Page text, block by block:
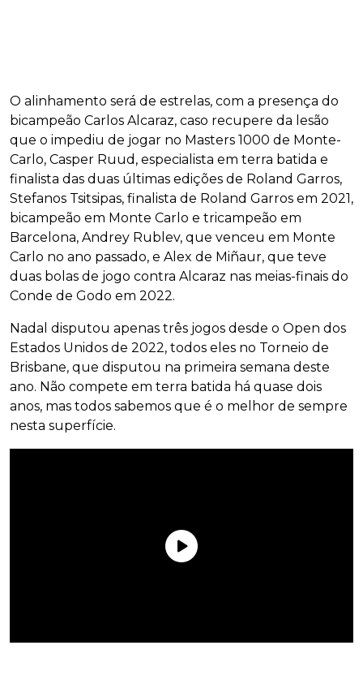
O alinhamento será de estrelas, com a presença do
bicampeão Carlos Alcaraz, caso recupere da lesão
que o impediu de jogar no Masters 1000 de Monte-
Carlo, Casper Ruud, especialista em terra batida e
finalista das duas últimas edições de Roland Garros,
Stefanos Tsitsipas, finalista de Roland Garros em 2021,
bicampeão em Monte Carlo e tricampeão em
Barcelona, Andrey Rublev, que venceu em Monte
Carlo no ano passado, e Alex de Miñaur, que teve
duas bolas de jogo contra Alcaraz nas meias-finais do
Conde de Godo em 2022.
Nadal disputou apenas três jogos desde o Open dos
Estados Unidos de 2022, todos eles no Torneio de
Brisbane, que disputou na primeira semana deste
ano. Não compete em terra batida há quase dois
anos, mas todos sabemos que é o melhor de sempre
nesta superfície.